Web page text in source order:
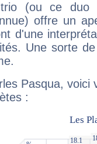
(ou ce duo
offre un
d'une
Une sorte
Pasqua, voici
: